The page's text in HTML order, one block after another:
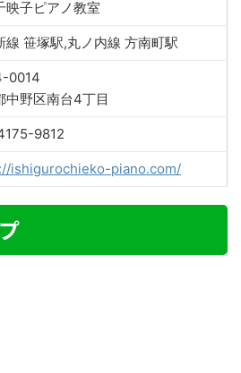
映子ピアノ教室
線 笹塚駅,丸ノ内線 方南町駅
0014
中野区南台4丁目
9812
ishigurochieko-piano.com/